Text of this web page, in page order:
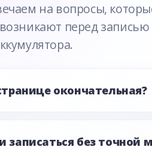
на вопросы,
перед записью
окончательная?
без точной